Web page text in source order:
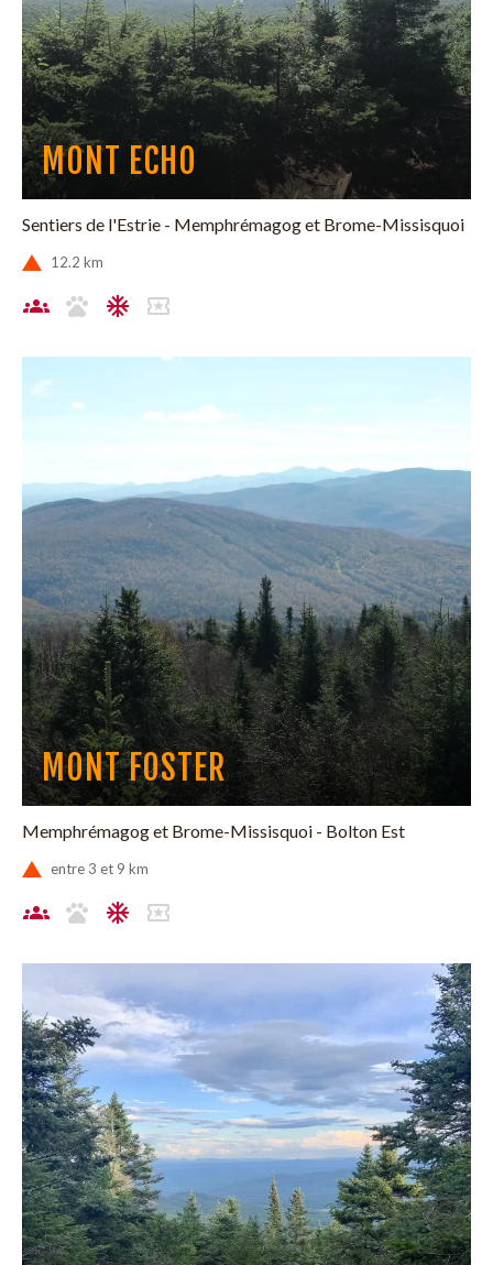
MONT ECHO
Sentiers de l'Estrie - Memphrémagog et Brome-Missisquoi
12.2 km
MONT FOSTER
Memphrémagog et Brome-Missisquoi - Bolton Est
entre 3 et 9 km